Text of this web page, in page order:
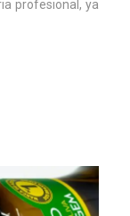
profesional, ya